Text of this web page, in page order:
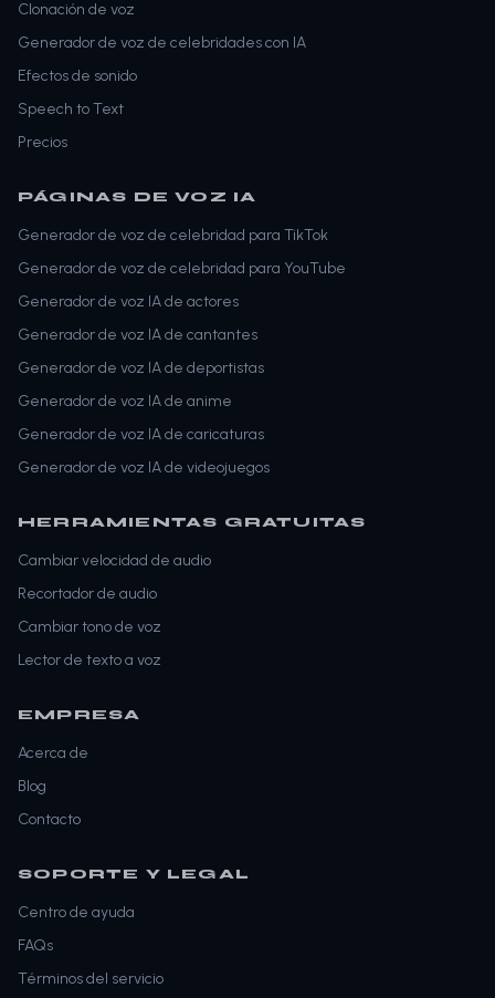
Clonación de voz
Generador de voz de celebridades con IA
Efectos de sonido
Speech to Text
Precios
PÁGINAS DE VOZ IA
Generador de voz de celebridad para TikTok
Generador de voz de celebridad para YouTube
Generador de voz IA de actores
Generador de voz IA de cantantes
Generador de voz IA de deportistas
Generador de voz IA de anime
Generador de voz IA de caricaturas
Generador de voz IA de videojuegos
HERRAMIENTAS GRATUITAS
Cambiar velocidad de audio
Recortador de audio
Cambiar tono de voz
Lector de texto a voz
EMPRESA
Acerca de
Blog
Contacto
SOPORTE Y LEGAL
Centro de ayuda
FAQs
Términos del servicio